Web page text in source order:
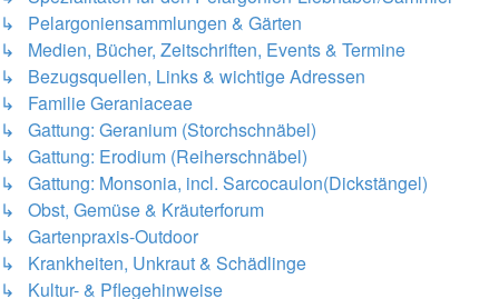
↳ Pelargoniensammlungen & Gärten
↳ Medien, Bücher, Zeitschriften, Events & Termine
↳ Bezugsquellen, Links & wichtige Adressen
↳ Familie Geraniaceae
↳ Gattung: Geranium (Storchschnäbel)
↳ Gattung: Erodium (Reiherschnäbel)
↳ Gattung: Monsonia, incl. Sarcocaulon(Dickstängel)
↳ Obst, Gemüse & Kräuterforum
↳ Gartenpraxis-Outdoor
↳ Krankheiten, Unkraut & Schädlinge
↳ Kultur- & Pflegehinweise